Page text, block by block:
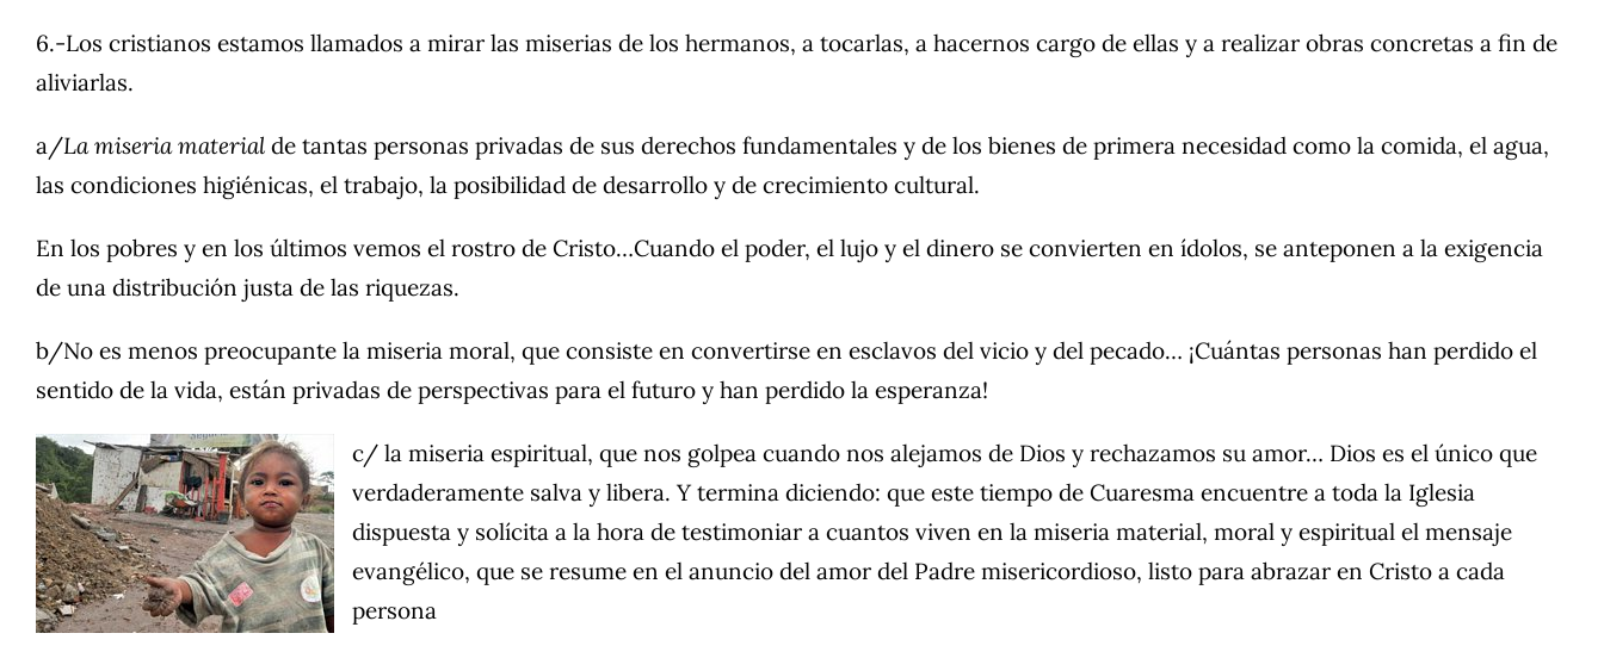
6.-Los cristianos estamos llamados a mirar las miserias de los hermanos, a tocarlas, a hacernos cargo de ellas y a realizar obras concretas a fin de
aliviarlas.
a/La miseria material de tantas personas privadas de sus derechos fundamentales y de los bienes de primera necesidad como la comida, el agua,
las condiciones higiénicas, el trabajo, la posibilidad de desarrollo y de crecimiento cultural.
En los pobres y en los últimos vemos el rostro de Cristo…Cuando el poder, el lujo y el dinero se convierten en ídolos, se anteponen a la exigencia
de una distribución justa de las riquezas.
b/No es menos preocupante la miseria moral, que consiste en convertirse en esclavos del vicio y del pecado… ¡Cuántas personas han perdido el
sentido de la vida, están privadas de perspectivas para el futuro y han perdido la esperanza!
c/ la miseria espiritual, que nos golpea cuando nos alejamos de Dios y rechazamos su amor… Dios es el único que
verdaderamente salva y libera. Y termina diciendo: que este tiempo de Cuaresma encuentre a toda la Iglesia
dispuesta y solícita a la hora de testimoniar a cuantos viven en la miseria material, moral y espiritual el mensaje
evangélico, que se resume en el anuncio del amor del Padre misericordioso, listo para abrazar en Cristo a cada
persona